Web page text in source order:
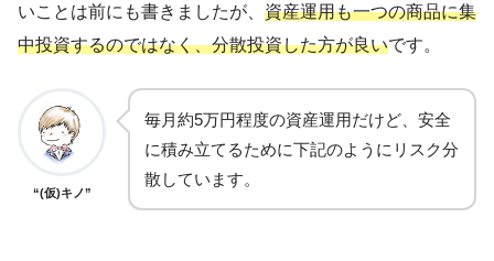
いことは前にも書きましたが、 資産運用も一つの商品に集
中投資するのではなく、分散投資した方が良いです。
“(仮)キノ”
毎月約5万円程度の資産運用だけど、安全
に積み立てるために下記のようにリスク分
散しています。